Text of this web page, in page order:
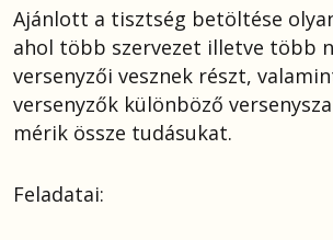
Ajánlott a tisztség betöltése
ahol több szervezet illetve több
versenyzői vesznek részt,
versenyzők különböző
mérik össze tudásukat.
Feladatai: